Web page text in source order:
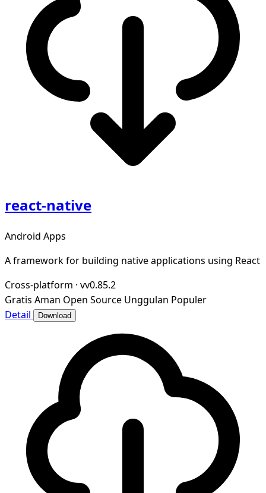
react-native
Android Apps
A framework for building native applications using React
Cross-platform · vv0.85.2
Gratis Aman Open Source Unggulan Populer
Detail
Download